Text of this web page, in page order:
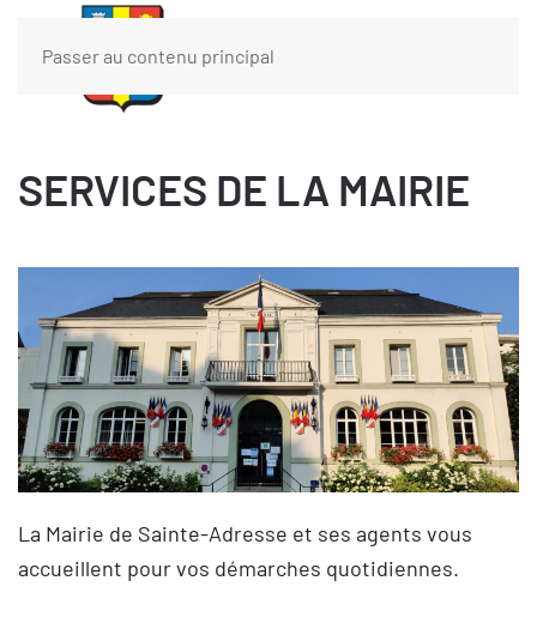
Passer au contenu principal
SERVICES DE LA MAIRIE
La Mairie de Sainte-Adresse et ses agents vous
accueillent pour vos démarches quotidiennes.